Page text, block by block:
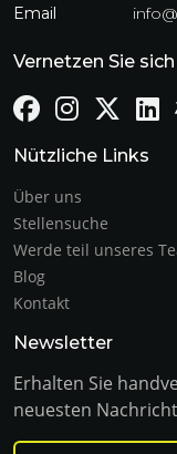
Email
Vernetzen Sie
Nützliche Links
Über uns
Stellensuche
Werde teil unseres
Blog
Kontakt
Newsletter
Erhalten Sie
neuesten